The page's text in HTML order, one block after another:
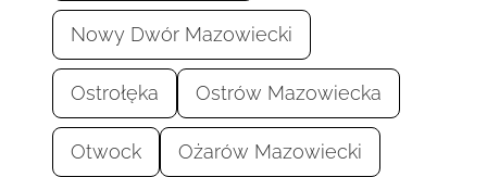
Nowy Dwór Mazowiecki
Ostrołęka Ostrów Mazowiecka
Otwock Ożarów Mazowiecki